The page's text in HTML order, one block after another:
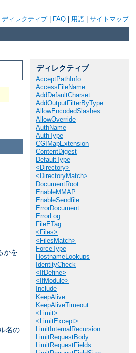
ディレクティブ FAQ 用語 サイトマップ
ディレクティブ
AcceptPathInfo
AccessFileName
AddDefaultCharset
AddOutputFilterByType
AllowEncodedSlashes
AllowOverride
AuthName
AuthType
CGIMapExtension
ContentDigest
DefaultType
<Directory>
<DirectoryMatch>
DocumentRoot
EnableMMAP
EnableSendfile
ErrorDocument
ErrorLog
FileETag
<Files>
<FilesMatch>
ForceType
HostnameLookups
IdentityCheck
<IfDefine>
<IfModule>
Include
KeepAlive
KeepAliveTimeout
<Limit>
<LimitExcept>
LimitInternalRecursion
LimitRequestBody
LimitRequestFields
かを
名の